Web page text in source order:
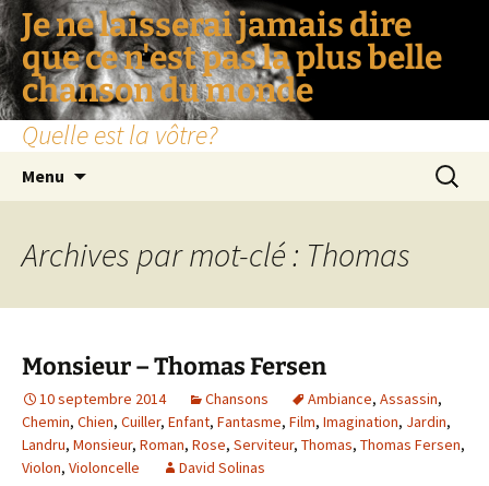
Je ne laisserai jamais dire
que ce n'est pas la plus belle
chanson du monde
Quelle est la vôtre?
Menu
Archives par mot-clé : Thomas
Monsieur – Thomas Fersen
10 septembre 2014 Chansons Ambiance, Assassin,
Chemin, Chien, Cuiller, Enfant, Fantasme, Film, Imagination, Jardin,
Landru, Monsieur, Roman, Rose, Serviteur, Thomas, Thomas Fersen,
Violon, Violoncelle David Solinas